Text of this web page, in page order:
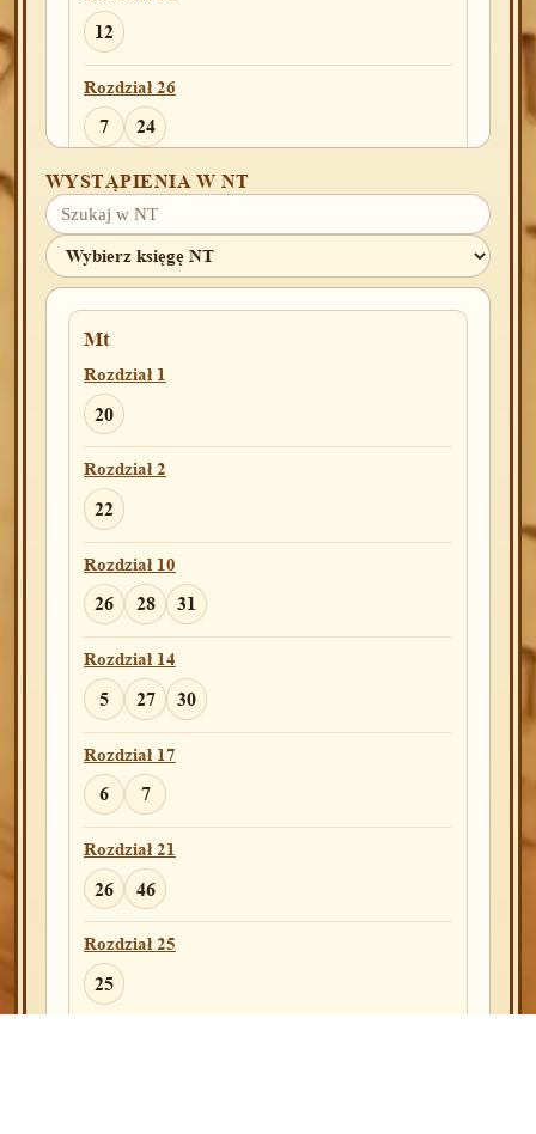
12
Rozdział 26
7 24
Rozdział 28
13 17
Rozdział 32
8 12
Rozdział 42
18
Rozdział 43
23
Rozdział 46
3
Rozdział 50
19 21
Wj
Rozdział 1
17 21
Rozdział 2
14
Rozdział 9
WYSTĄPIENIA W NT
Mt
Rozdział 1
20
Rozdział 2
22
Rozdział 10
26 28 31
Rozdział 14
5 27 30
Rozdział 17
6 7
Rozdział 21
26 46
Rozdział 25
25